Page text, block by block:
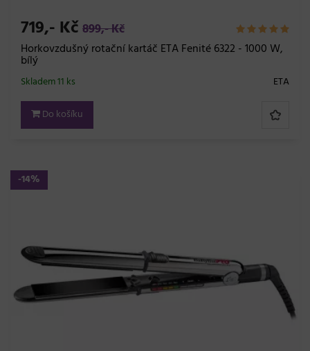
719,- Kč 899,- Kč
Horkovzdušný rotační kartáč ETA Fenité 6322 - 1000 W,
bílý
ETA
Skladem 11 ks
Do košíku
-14%